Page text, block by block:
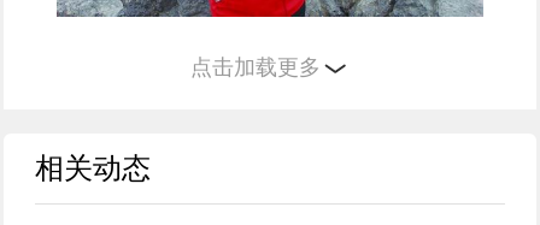
何继善（1934—）
院院士。我国勘探地球物理领域的领军科学家，电磁勘
点击加载更多
相关动态